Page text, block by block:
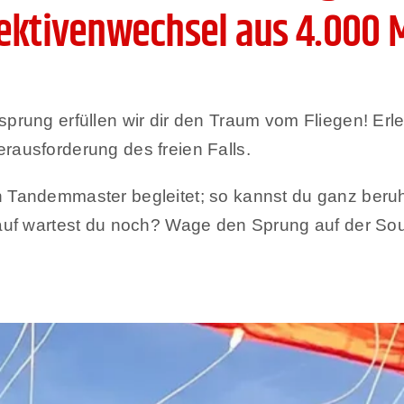
aus 4.000
erfüllen wir dir den Traum vom Fliegen!
des freien Falls.
begleitet; so kannst du ganz
wartest du noch? Wage den Sprung auf der